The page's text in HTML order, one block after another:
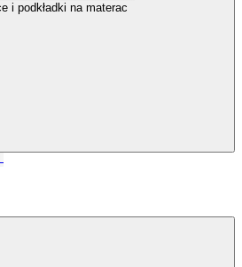
i podkładki na materac